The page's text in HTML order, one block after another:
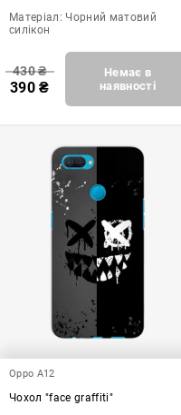
Матеріал: Чорний матовий
силікон
430₴
390₴
Немає в
наявності
Oppo A12
Чохол "face graffiti"